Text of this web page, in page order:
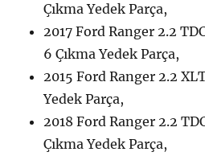
Çıkma Yedek Parça,
2017 Ford Ranger 2.2
6 Çıkma Yedek Parça,
2015 Ford Ranger 2.2
Yedek Parça,
2018 Ford Ranger 2.2
Çıkma Yedek Parça,